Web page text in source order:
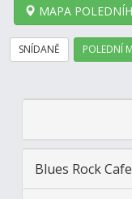
MAPA
SNÍDANĚ POLEDNÍ
Blues Rock Cafe